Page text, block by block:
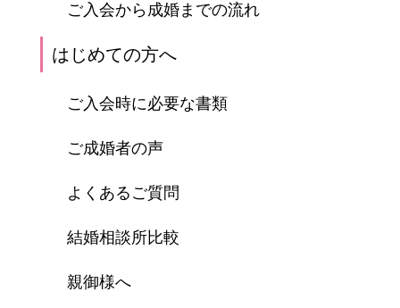
ご入会から成婚までの流れ
はじめての方へ
ご入会時に必要な書類
ご成婚者の声
よくあるご質問
結婚相談所比較
親御様へ